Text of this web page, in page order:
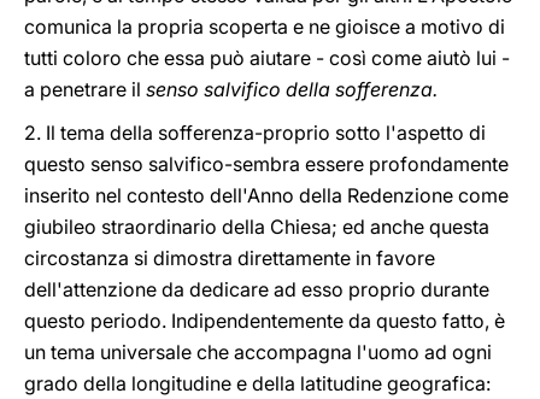
comunica la propria scoperta e ne gioisce a motivo di
tutti coloro che essa può aiutare - così come aiutò lui -
a penetrare il senso salvifico della sofferenza.
2. Il tema della sofferenza-proprio sotto l'aspetto di
questo senso salvifico-sembra essere profondamente
inserito nel contesto dell'Anno della Redenzione come
giubileo straordinario della Chiesa; ed anche questa
circostanza si dimostra direttamente in favore
dell'attenzione da dedicare ad esso proprio durante
questo periodo. Indipendentemente da questo fatto, è
un tema universale che accompagna l'uomo ad ogni
grado della longitudine e della latitudine geografica: